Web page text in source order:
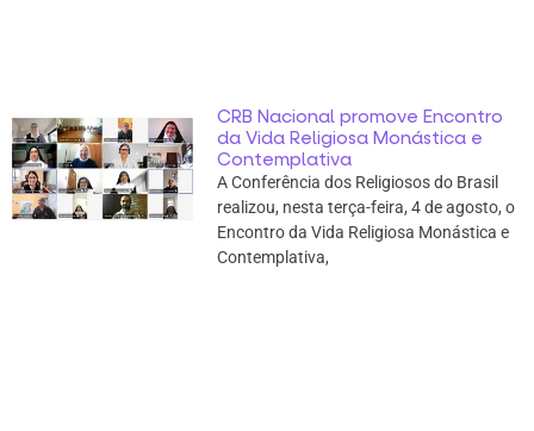
CRB Nacional promove Encontro
da Vida Religiosa Monástica e
Contemplativa
A Conferência dos Religiosos do Brasil
realizou, nesta terça-feira, 4 de agosto, o
Encontro da Vida Religiosa Monástica e
Contemplativa,